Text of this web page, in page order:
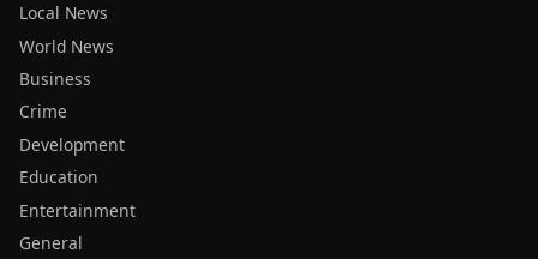
Local News
World News
Business
Crime
Development
Education
Entertainment
General